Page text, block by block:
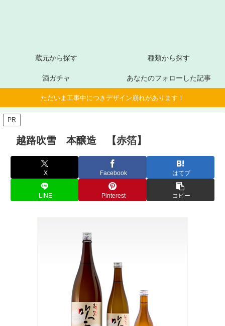
蔵元から探す 種類から探す
酒ガチャ あなたのフォローした記事
ただいま工事中につきデザイン崩れがあります！
PR
越路吹雪 本醸造 【赤箔】
X Facebook はてブ
LINE Pinterest コピー